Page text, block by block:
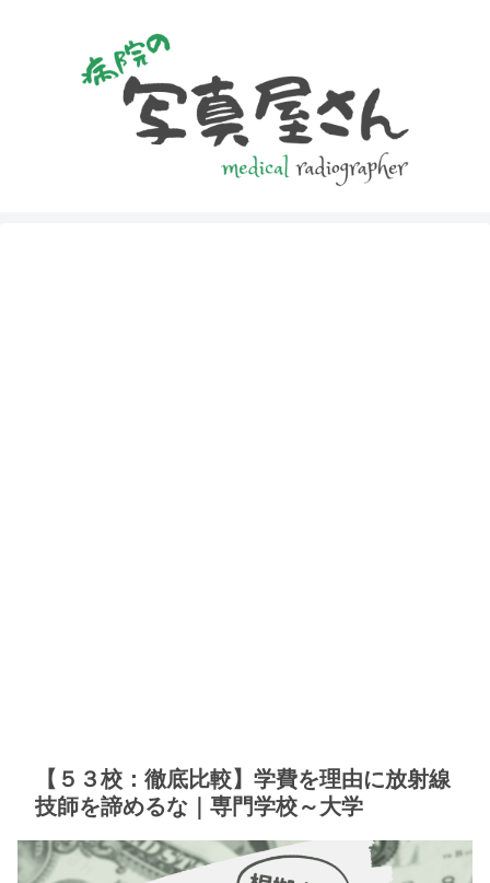
【５３校：徹底比較】学費を理由に放射線
技師を諦めるな｜専門学校～大学